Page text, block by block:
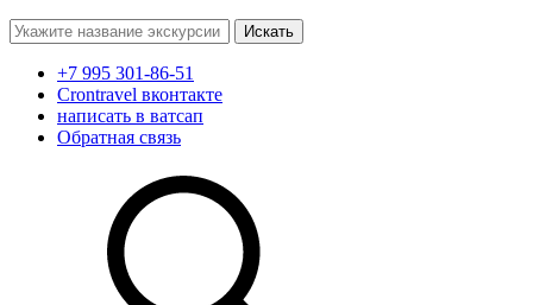
Поиск:
+7 995 301-86-51
Crontravel вконтакте
написать в ватсап
Обратная связь